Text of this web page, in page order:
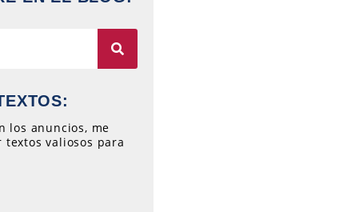
los anuncios, me
textos valiosos para